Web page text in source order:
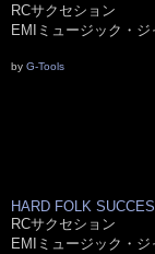
RCサクセション
EMIミュージック・ジ
by G-Tools
HARD FOLK
RCサクセション
EMIミュージック・ジ